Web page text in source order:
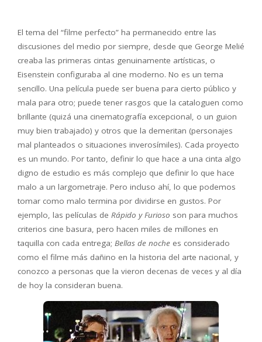
El tema del “filme perfecto” ha permanecido entre las
discusiones del medio por siempre, desde que George Melié
creaba las primeras cintas genuinamente artísticas, o
Eisenstein configuraba al cine moderno. No es un tema
sencillo. Una película puede ser buena para cierto público y
mala para otro; puede tener rasgos que la cataloguen como
brillante (quizá una cinematografía excepcional, o un guion
muy bien trabajado) y otros que la demeritan (personajes
mal planteados o situaciones inverosímiles). Cada proyecto
es un mundo. Por tanto, definir lo que hace a una cinta algo
digno de estudio es más complejo que definir lo que hace
malo a un largometraje. Pero incluso ahí, lo que podemos
tomar como malo termina por dividirse en gustos. Por
ejemplo, las películas de Rápido y Furioso son para muchos
criterios cine basura, pero hacen miles de millones en
taquilla con cada entrega; Bellas de noche es considerado
como el filme más dañino en la historia del arte nacional, y
conozco a personas que la vieron decenas de veces y al día
de hoy la consideran buena.